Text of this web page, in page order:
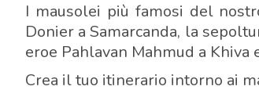
I mausolei più famosi del
Donier a Samarcanda, la
eroe Pahlavan Mahmud a Khiva
Crea il tuo itinerario intorno ai